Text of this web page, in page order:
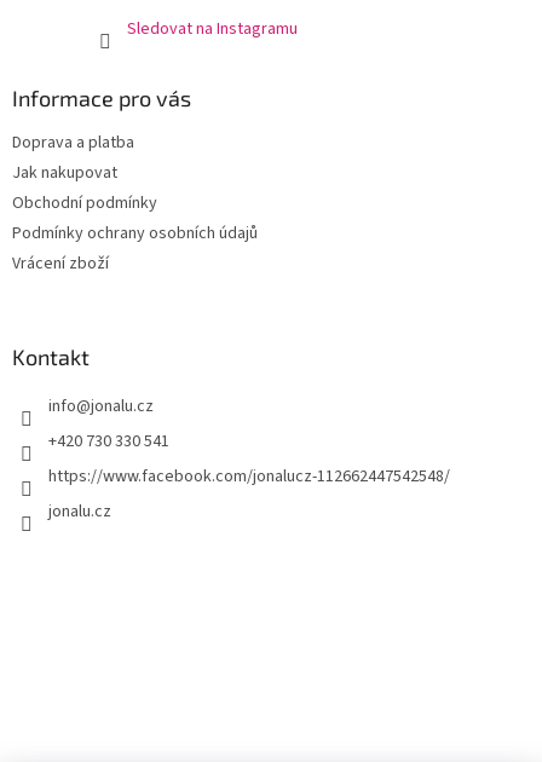
Sledovat na Instagramu
Informace pro vás
Doprava a platba
Jak nakupovat
Obchodní podmínky
Podmínky ochrany osobních údajů
Vrácení zboží
Kontakt
info@jonalu.cz
+420 730 330 541
https://www.facebook.com/jonalucz-112662447542548/
jonalu.cz